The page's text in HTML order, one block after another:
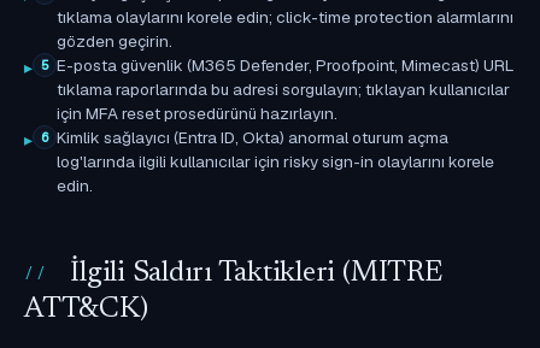
tıklama olaylarını korele edin; click-time protection alarmlarını
gözden geçirin.
5 E-posta güvenlik (M365 Defender, Proofpoint, Mimecast) URL
tıklama raporlarında bu adresi sorgulayın; tıklayan kullanıcılar
için MFA reset prosedürünü hazırlayın.
6 Kimlik sağlayıcı (Entra ID, Okta) anormal oturum açma
log'larında ilgili kullanıcılar için risky sign-in olaylarını korele
edin.
İlgili Saldırı Taktikleri (MITRE
ATT&CK)